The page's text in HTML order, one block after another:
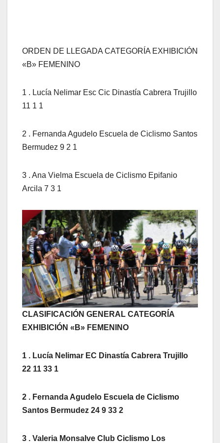
ORDEN DE LLEGADA CATEGORÍA EXHIBICIÓN
«B» FEMENINO
1 . Lucía Nelimar Esc Cic Dinastía Cabrera Trujillo
11 1 1
2 . Fernanda Agudelo Escuela de Ciclismo Santos
Bermudez 9 2 1
3 . Ana Vielma Escuela de Ciclismo Epifanio
Arcila 7 3 1
CLASIFICACIÓN GENERAL CATEGORÍA
EXHIBICIÓN «B» FEMENINO
1 . Lucía Nelimar EC Dinastía Cabrera Trujillo
22 11 33 1
2 . Fernanda Agudelo Escuela de Ciclismo
Santos Bermudez 24 9 33 2
3 . Valeria Monsalve Club Ciclismo Los